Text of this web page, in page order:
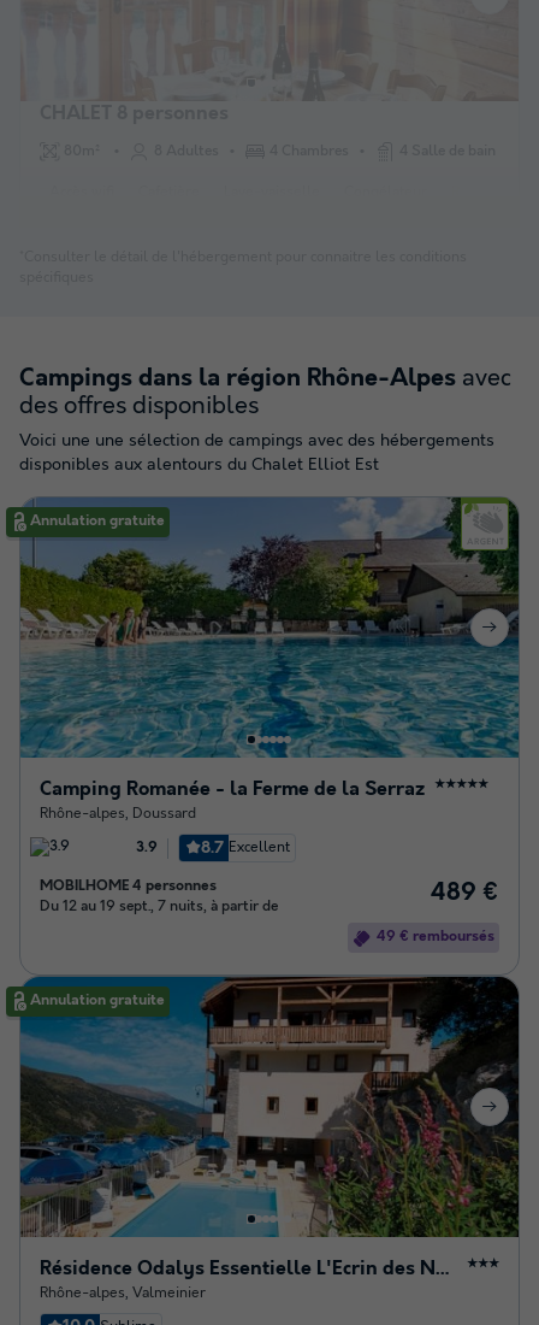
Campings dans la région Rhône-Alpes avec
des offres disponibles
Voici une une sélection de campings avec des hébergements
disponibles aux alentours du Chalet Elliot Est
Annulation gratuite
Camping Romanée - la Ferme de la Serraz ★★★★★
Rhône-alpes, Doussard
3.9 8.7 Excellent
MOBILHOME 4 personnes
Du 12 au 19 sept., 7 nuits, à partir de
489 €
49 € remboursés
Annulation gratuite
Résidence Odalys Essentielle L'Ecrin des Neiges ★★★
Rhône-alpes, Valmeinier